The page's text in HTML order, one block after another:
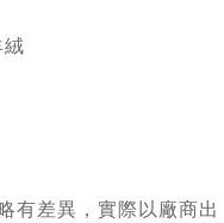
有差異，實際以廠商出